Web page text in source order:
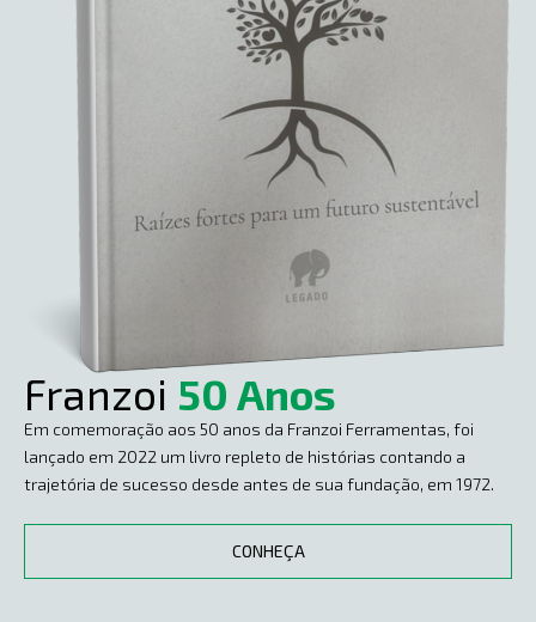
Franzoi 50 Anos
Em comemoração aos 50 anos da Franzoi Ferramentas, foi
lançado em 2022 um livro repleto de histórias contando a
trajetória de sucesso desde antes de sua fundação, em 1972.
CONHEÇA